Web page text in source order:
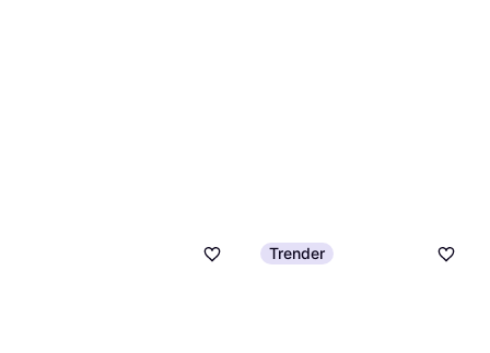
Trender